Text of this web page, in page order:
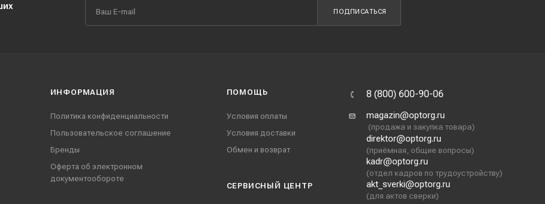
ПОДПИСАТЬСЯ
ИНФОРМАЦИЯ
Политика конфиденциальности
Пользовательское соглашение
Бренды
Оферта об электронном
документообороте
ПОМОЩЬ
Условия оплаты
Условия доставки
Обмен и возврат
СЕРВИСНЫЙ ЦЕНТР
8 (800) 600-90-06
magazin@optorg.ru
(продажа и закупка товара)
direktor@optorg.ru
(приёмная, общие вопросы)
kadr@optorg.ru
(отдел кадров по трудоустройству)
akt_sverki@optorg.ru
(для актов сверки)